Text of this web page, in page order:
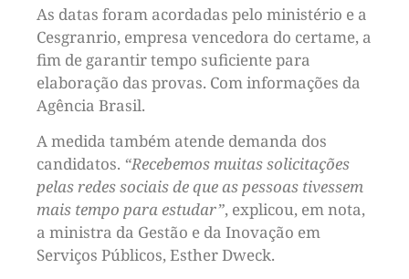
As datas foram acordadas pelo ministério e a
Cesgranrio, empresa vencedora do certame, a
fim de garantir tempo suficiente para
elaboração das provas. Com informações da
Agência Brasil.
A medida também atende demanda dos
candidatos. “Recebemos muitas solicitações
pelas redes sociais de que as pessoas tivessem
mais tempo para estudar”, explicou, em nota,
a ministra da Gestão e da Inovação em
Serviços Públicos, Esther Dweck.